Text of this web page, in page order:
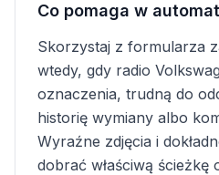
Co pomaga w
Skorzystaj z formularza
wtedy, gdy radio
oznaczenia, trudną do
historię wymiany albo
Wyraźne zdjęcia i
dobrać właściwą ścieżkę